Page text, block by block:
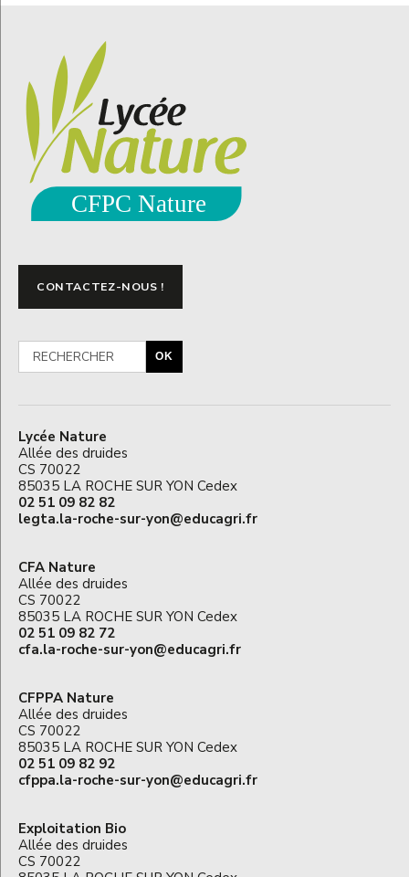
CONTACTEZ-NOUS !
OK
Lycée Nature
Allée des druides
CS 70022
85035 LA ROCHE SUR YON Cedex
02 51 09 82 82
legta.la-roche-sur-yon@educagri.fr
CFA Nature
Allée des druides
CS 70022
85035 LA ROCHE SUR YON Cedex
02 51 09 82 72
cfa.la-roche-sur-yon@educagri.fr
CFPPA Nature
Allée des druides
CS 70022
85035 LA ROCHE SUR YON Cedex
02 51 09 82 92
cfppa.la-roche-sur-yon@educagri.fr
Exploitation Bio
Allée des druides
CS 70022